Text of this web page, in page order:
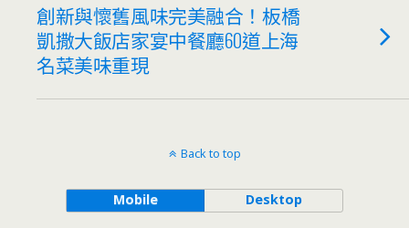
創新與懷舊風味完美融合！板橋
凱撒大飯店家宴中餐廳60道上海
名菜美味重現
Back to top
Mobile Desktop